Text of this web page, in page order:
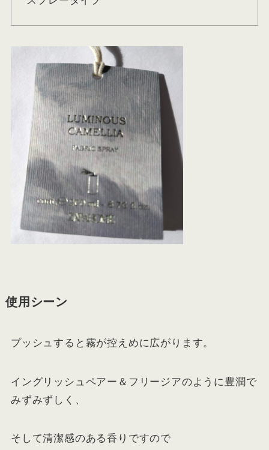
使用シーン
プッシュすると霧が控えめに広がります。
イングリッシュペアー＆フリージアのように豊潤で
みずみずしく、
そして清潔感のある香りですので